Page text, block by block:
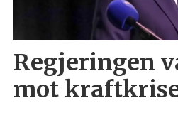
Regjeringen
mot